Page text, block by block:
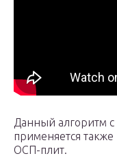
Данный алгоритм
применяется также
ОСП-плит.